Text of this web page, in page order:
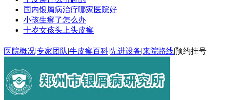
国内银屑病治疗哪家医院好
小孩生癣了怎么办
十岁女孩头上头皮癣
医院概况|专家团队|牛皮癣百科|先进设备|来院路线|预约挂号